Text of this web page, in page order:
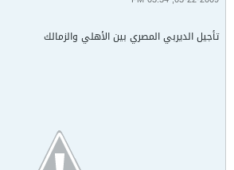
تأجيل الديربي المصري بين الأهلي والزمالك